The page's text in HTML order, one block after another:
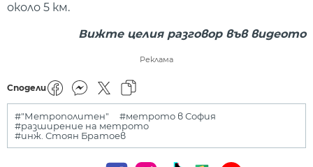
около 5 км.
Вижте целия разговор във видеото
Реклама
Сподели
#"Метрополитен"
#метрото в София
#разширение на метрото
#инж. Стоян Братоев